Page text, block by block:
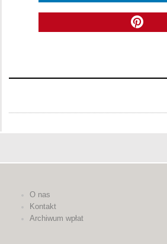
O nas
Kontakt
Archiwum wpłat